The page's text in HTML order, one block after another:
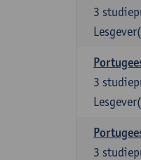
3
3
3